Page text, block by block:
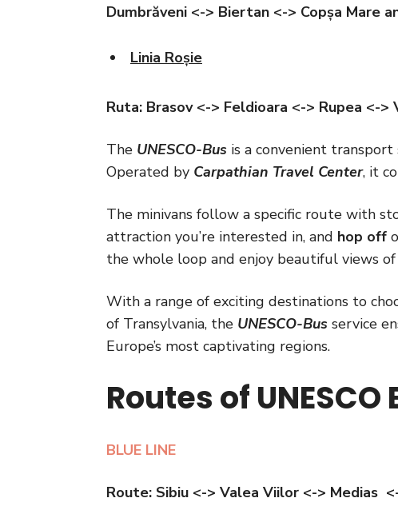
Dumbrăveni <-> Biertan <-> Copșa Mare
Linia Roșie
Ruta: Brasov<-> Feldioara <-> Rupea <->
The UNESCO-Bus is a convenient
Operated by Carpathian Travel Center, it
The minivans follow a specific route with
attraction you’re interested in, and hop off
the whole loop and enjoy beautiful views
With a range of exciting destinations to
of Transylvania, the UNESCO-Bus service
Europe’s most captivating regions.
Routes of UNESCO
BLUE LINE
Route: Sibiu <-> Valea Viilor <-> Medias